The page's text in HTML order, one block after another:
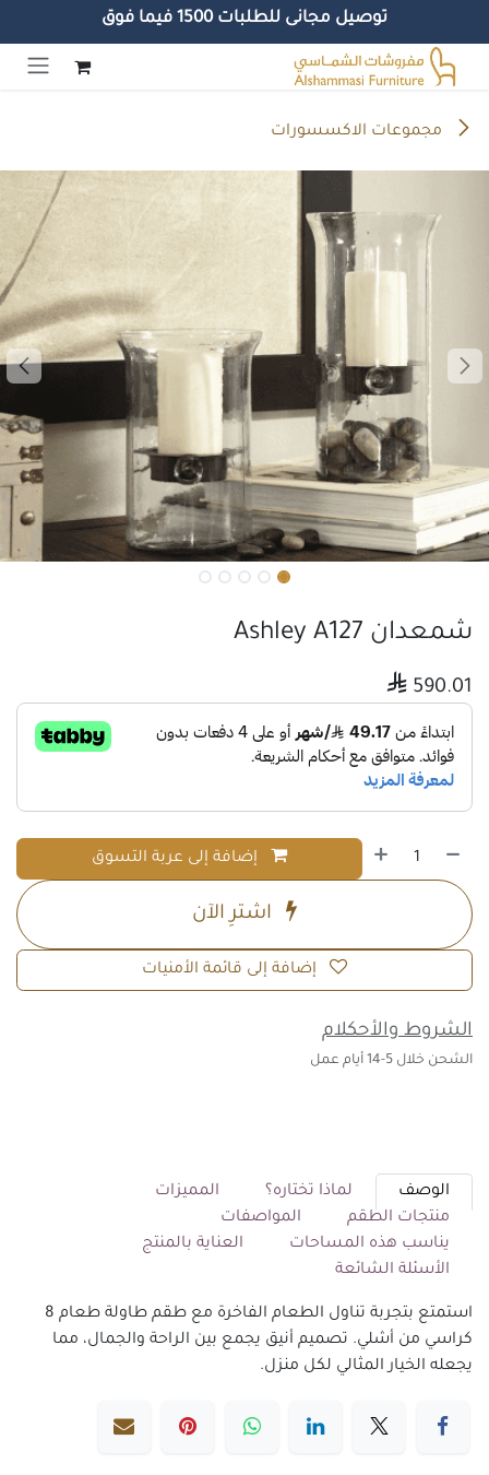
توصيل مجانى للطلبات 1500 فيما فوق
تخطي للذهاب إلى المحتوى
مجموعات الاكسسورات
شمعدان Ashley A127
590.01
إضافة إلى عربة التسوق
اشترِ الآن
إضافة إلى قائمة الأمنيات
الشروط والأحكلام
الشحن خلال 5-14 أيام عمل
الوصف لماذا تختاره؟
المميزات
منتجات الطقم
المواصفات
يناسب هذه المساحات
العناية بالمنتج
الأسئلة الشائعة
استمتع بتجربة تناول الطعام الفاخرة مع طقم طاولة طعام 8
كراسي من أشلي. تصميم أنيق يجمع بين الراحة والجمال، مما
يجعله الخيار المثالي لكل منزل.